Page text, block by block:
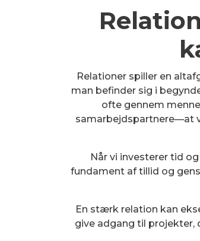
Relationer spiller en
man befinder sig i
ofte gennem
samarbejdspartnere—at
Når vi investerer tid
fundament af tillid og
En stærk relation kan
give adgang til projekter,